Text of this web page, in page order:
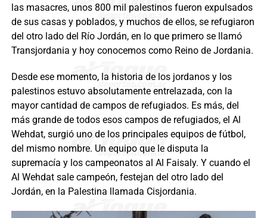
las masacres, unos 800 mil palestinos fueron expulsados
de sus casas y poblados, y muchos de ellos, se refugiaron
del otro lado del Río Jordán, en lo que primero se llamó
Transjordania y hoy conocemos como Reino de Jordania.
Desde ese momento, la historia de los jordanos y los
palestinos estuvo absolutamente entrelazada, con la
mayor cantidad de campos de refugiados. Es más, del
más grande de todos esos campos de refugiados, el Al
Wehdat, surgió uno de los principales equipos de fútbol,
del mismo nombre. Un equipo que le disputa la
supremacía y los campeonatos al Al Faisaly. Y cuando el
Al Wehdat sale campeón, festejan del otro lado del
Jordán, en la Palestina llamada Cisjordania.